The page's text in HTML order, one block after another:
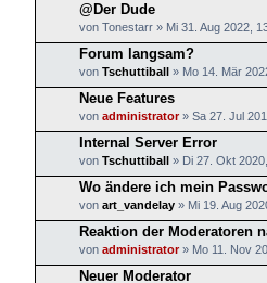
@Der Dude
von Tonestarr » Mi 31. Aug 2022,
Forum langsam?
von Tschuttiball » Mo 14. Mär
Neue Features
von administrator» Sa 27. Jul
Internal Server Error
von Tschuttiball » Di 27. Okt
Wo ändere ich mein
von art_vandelay » Mi 19. Aug
Reaktion der Moderatoren
von administrator» Mo 11. Nov
Neuer Moderator